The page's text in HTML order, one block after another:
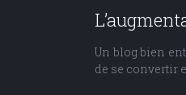
Un blog bien
de se convertir